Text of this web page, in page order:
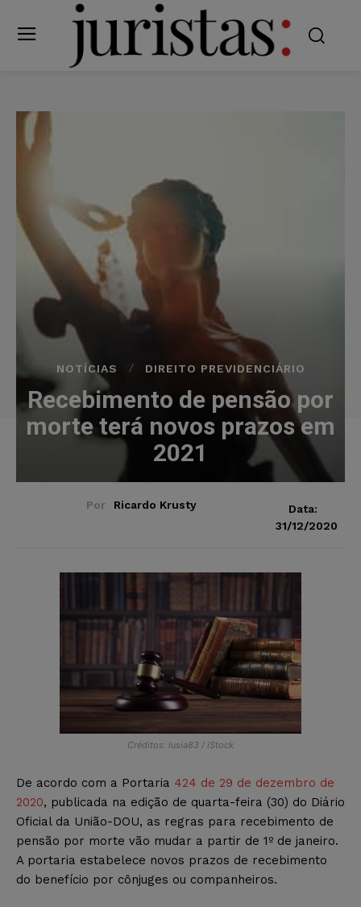
NOTÍCIAS DIREITO PREVIDENCIÁRIO
Recebimento de pensão por
morte terá novos prazos em
2021
Por Ricardo Krusty
Data:
31/12/2020
Créditos: lusia83 / iStock
De acordo com a Portaria 424 de 29 de dezembro de
2020, publicada na edição de quarta-feira (30) do Diário
Oficial da União-DOU, as regras para recebimento de
pensão por morte vão mudar a partir de 1º de janeiro.
A portaria estabelece novos prazos de recebimento
do benefício por cônjuges ou companheiros.